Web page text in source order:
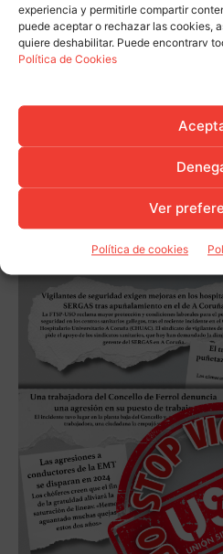
experiencia y permitirle compartir
puede aceptar o rechazar las cookies,
quiere deshabilitar. Puede encontrarv
Política de Cookies
Ver
Política de cookies